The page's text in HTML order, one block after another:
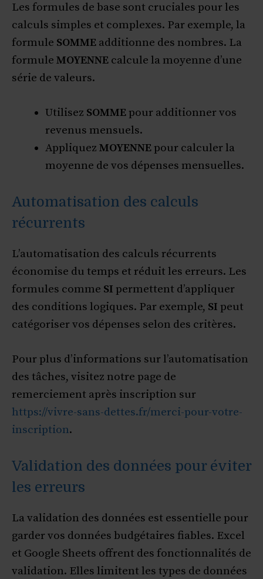
Les formules de base sont cruciales pour les
calculs simples et complexes. Par exemple, la
formule SOMME additionne des nombres. La
formule MOYENNE calcule la moyenne d’une
série de valeurs.
Utilisez SOMME pour additionner vos
revenus mensuels.
Appliquez MOYENNE pour calculer la
moyenne de vos dépenses mensuelles.
Automatisation des calculs
récurrents
L’automatisation des calculs récurrents
économise du temps et réduit les erreurs. Les
formules comme SI permettent d’appliquer
des conditions logiques. Par exemple, SI peut
catégoriser vos dépenses selon des critères.
Pour plus d’informations sur l’automatisation
des tâches, visitez notre page de
remerciement après inscription sur
https://vivre-sans-dettes.fr/merci-pour-votre-
inscription.
Validation des données pour éviter
les erreurs
La validation des données est essentielle pour
garder vos données budgétaires fiables. Excel
et Google Sheets offrent des fonctionnalités de
validation. Elles limitent les types de données